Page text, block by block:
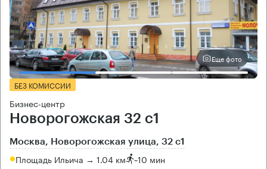
Еще фото
БЕЗ КОМИССИИ
Бизнес-центр
Новорогожская 32 с1
Москва, Новорогожская улица, 32 с1
Площадь Ильича → 1.04 км ~10 мин